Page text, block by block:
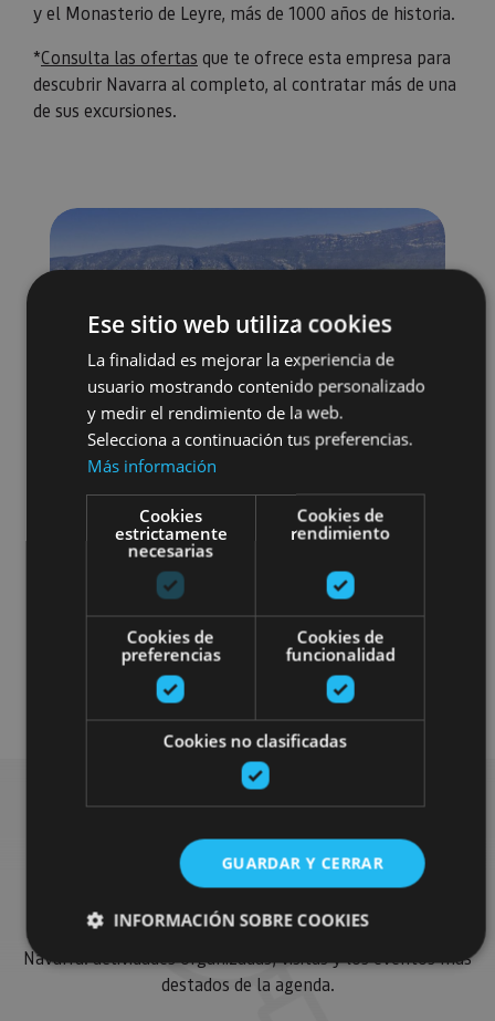
y el Monasterio de Leyre, más de 1000 años de historia.
*Consulta las ofertas que te ofrece esta empresa para
descubrir Navarra al completo, al contratar más de una
de sus excursiones.
Localidades Castillos y fortalezas
Arquitectura religiosa
Busca más planes
Encuentra planes y sugerencias para completar tu viaje en
Navarra: actividades organizadas, visitas y los eventos más
destados de la agenda.
Ese sitio web utiliza cookies
La finalidad es mejorar la experiencia de
usuario mostrando contenido personalizado
y medir el rendimiento de la web.
Selecciona a continuación tus preferencias.
Más información
Cookies
estrictamente
necesarias
Cookies de
rendimiento
Cookies de
preferencias
Cookies de
funcionalidad
Cookies no clasificadas
GUARDAR Y CERRAR
INFORMACIÓN SOBRE COOKIES